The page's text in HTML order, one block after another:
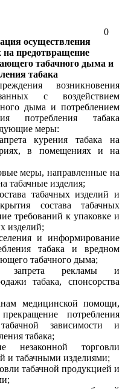
0
осуществления
предотвращение
табачного дыма и
табака
возникновения
с воздействием
дыма и потреблением
потребления табака
меры:
курения табака на
в помещениях и на
меры, направленные на
табачные изделия;
табачных изделий и
состава табачных
требований к упаковке и
изделий;
и информирование
табака и вредном
табачного дыма;
запрета рекламы и
табака, спонсорства
медицинской помощи,
потребления
зависимости и
табака;
незаконной торговли
и табачными изделиями;
табачной продукцией и